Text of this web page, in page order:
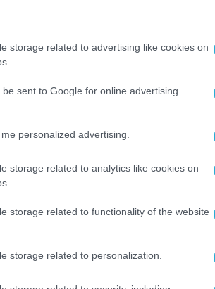
storage related to advertising like cookies on
sent to Google for online advertising
personalized advertising.
storage related to analytics like cookies on
storage related to functionality of the website
storage related to personalization.
και η υιοθέτηση
Ομίλου μας καθώς διαθέτει
έμφαση στον
υπηρεσίες σε σπίτια και
καθοριστικό
λειτουργείας,
αιχμή τις λύσεις τεχνητής
μας στο IoT, το SDN &
ουσιαστικά στον
Εταιρειών και κυρίως στον
Επιπρόσθετα, ιδιαίτερη
πακέτου ανάκαμψής (RRF)